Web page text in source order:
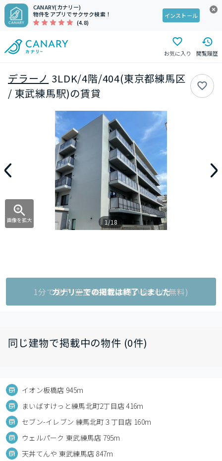
CANARY(カナリー)
物件をアプリでサクサク検索！
(4.8)
インストール
お気に入り 閲覧履歴
デラーノ 3LDK/4階/404(東京都練馬区
/ 東武練馬駅)の賃貸
画像を拡大 1/18
1分で完了!空室状況をお問い合わせ(無料)
カナリーでの掲載は終了しました
同じ建物で掲載中の物件 (0件)
イオン板橋店 945m
まいばすけっと練馬北町2丁目店 416m
セブン-イレブン 練馬北町３丁目店 160m
ウェルパーク 東武練馬店 795m
天丼てんや 東武練馬店 847m